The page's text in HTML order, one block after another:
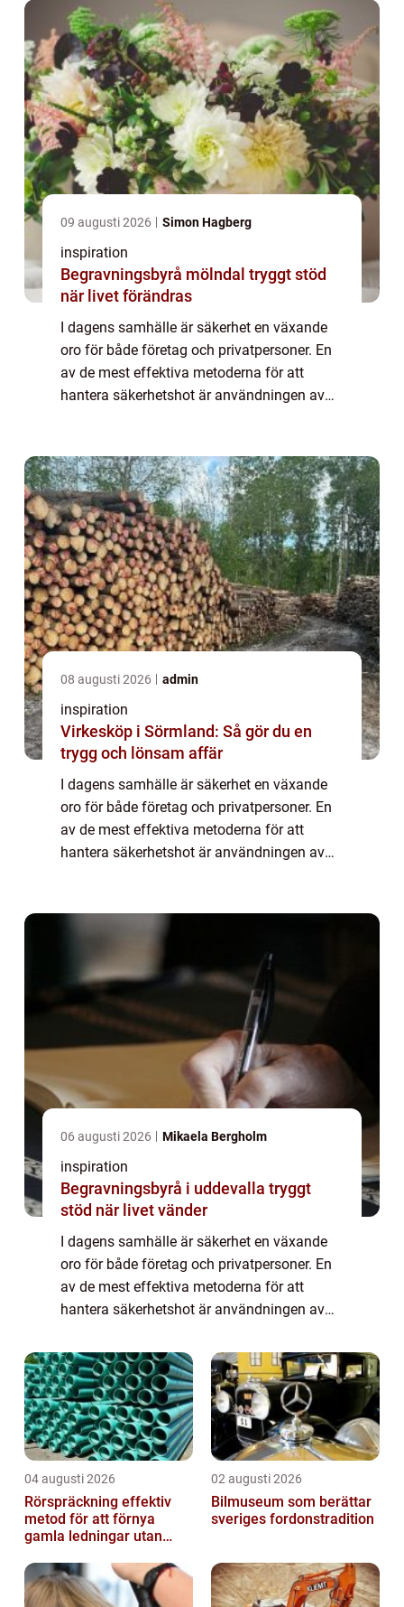
09 augusti 2026 Simon Hagberg
inspiration
Begravningsbyrå mölndal tryggt stöd
när livet förändras
I dagens samhälle är säkerhet en växande
oro för både företag och privatpersoner. En
av de mest effektiva metoderna för att
hantera säkerhetshot är användningen av
08 augusti 2026 admin
inspiration
Virkesköp i Sörmland: Så gör du en
trygg och lönsam affär
I dagens samhälle är säkerhet en växande
oro för både företag och privatpersoner. En
av de mest effektiva metoderna för att
hantera säkerhetshot är användningen av
06 augusti 2026 Mikaela Bergholm
inspiration
Begravningsbyrå i uddevalla tryggt
stöd när livet vänder
I dagens samhälle är säkerhet en växande
oro för både företag och privatpersoner. En
av de mest effektiva metoderna för att
hantera säkerhetshot är användningen av
04 augusti 2026
Rörspräckning effektiv
metod för att förnya
gamla ledningar utan
02 augusti 2026
Bilmuseum som berättar
sveriges fordonstradition